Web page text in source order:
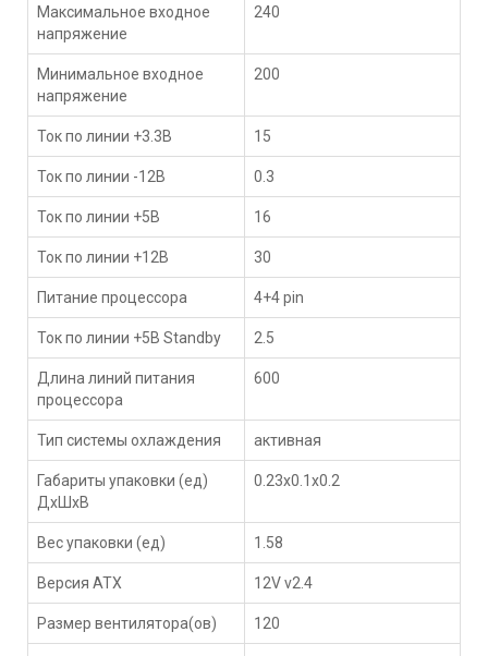
Максимальное входное
напряжение
240
Минимальное входное
напряжение
200
Ток по линии +3.3В 15
Ток по линии -12В 0.3
Ток по линии +5В 16
Ток по линии +12В 30
Питание процессора 4+4 pin
Ток по линии +5В Standby 2.5
Длина линий питания
процессора
600
Тип системы охлаждения активная
Габариты упаковки (ед)
ДхШхВ
0.23x0.1x0.2
Вес упаковки (ед) 1.58
Версия ATX 12V v2.4
Размер вентилятора(ов) 120